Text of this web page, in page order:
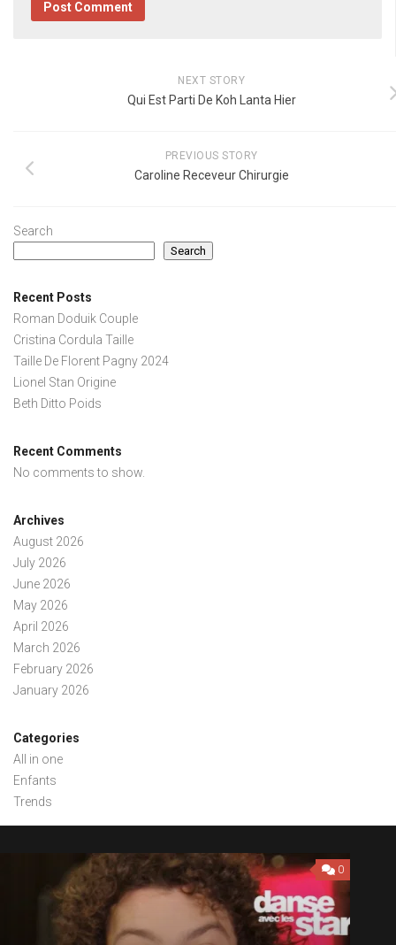
NEXT STORY
Qui Est Parti De Koh Lanta Hier
PREVIOUS STORY
Caroline Receveur Chirurgie
Search
Search
Recent Posts
Roman Doduik Couple
Cristina Cordula Taille
Taille De Florent Pagny 2024
Lionel Stan Origine
Beth Ditto Poids
Recent Comments
No comments to show.
Archives
August 2026
July 2026
June 2026
May 2026
April 2026
March 2026
February 2026
January 2026
Categories
All in one
Enfants
Trends
0